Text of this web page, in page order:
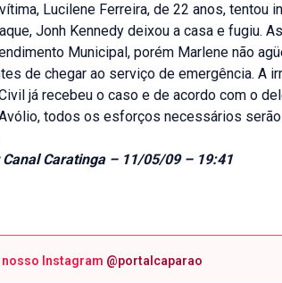
Lucilene Ferreira, de 22 anos, tentou
Jonh Kennedy deixou a casa e fugiu.
Municipal, porém Marlene não
de chegar ao serviço de emergência. A
já recebeu o caso e de acordo com o
todos os esforços necessários
Canal Caratinga – 11/05/09 – 19:41
nosso Instagram @portalcaparao